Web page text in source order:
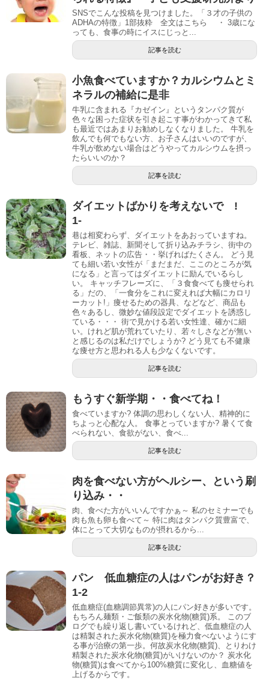
SNSでこんな投稿を見つけました。「３才の子供の
ADHAの特徴」1部抜粋 全文はこちら ・ 3歳にな
っても、食事の時にイスにじっと...
記事を読む
小魚食べていますか？カルシウムとミ
ネラルの補給に是非
牛乳に含まれる『カゼイン』というタンパク質が
色々な困った症状を引き起こす事がわかってきて私
も最近ではあまりお勧めしなくなりました。 牛乳を
飲んでも何でもない方、お子さんはいいのですが、
牛乳が飲めない場合はどうやってカルシウムを摂っ
たらいいのか？
記事を読む
ダイエットばかりを考えないで !
1-
巷は相変わらず、ダイエットをあおっていますね。
テレビ、雑誌、新聞そして折り込みチラシ、街中の
看板、ネットの広告・・挙げればたくさん。 どう見
ても細い若い女性が「まだまだ、ここのところが気
になる」と言ってはダイエットに励んでいるらし
い。 キャッチフレーズに、「３食食べても痩せられ
る」だの、「一食分をこれに変えれば大幅にカロリ
ーカット!」痩せるための器具、などなど、商品も
色々あるし、微妙な値段設定でダイエットを誘惑し
ている・・・ 街で見かける若い女性達、確かに細
い。けれど肌が荒れていたり、若々しさなどが無い
と感じるのは私だけでしょうか? どう見ても不健康
な痩せ方と思われる人も少なくないです。
記事を読む
もうすぐ新学期・・食べてね！
食べていますか? 体調の思わしくない人、精神的に
ちよっと心配な人。 食事とっていますか? 暑くて食
べられない、食欲がない、食べ...
記事を読む
肉を食べない方がヘルシー、という刷
り込み・・
肉、食べた方がいいんですかぁ～ 私のセミナーでも
肉も魚も卵も食べて～ 特に肉はタンパク質豊富で、
体にとって大切なものが摂れるから...
記事を読む
パン 低血糖症の人はパンがお好き？
1-2
低血糖症(血糖調節異常)の人にパン好きが多いです。
もちろん麺類・ご飯類の炭水化物(糖質)系。 このブ
ログでも繰り返し書いているけれど、低血糖症の人
は精製された炭水化物(糖質)を極力食べないようにす
る事が治療の第一歩。何故炭水化物(糖質)、とりわけ
精製された炭水化物(糖質)がいけないのか？ 炭水化
物(糖質)は食べてから100%糖質に変化し、血糖値を
上げるからです。